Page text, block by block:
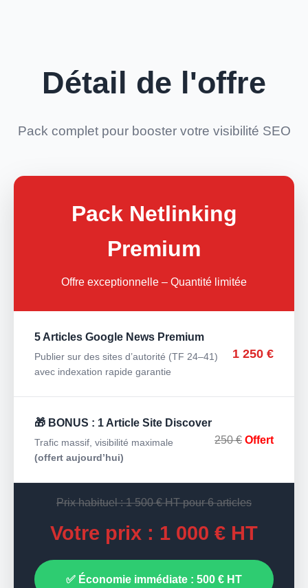
Détail de l'offre
Pack complet pour booster votre visibilité SEO
Pack Netlinking
Premium
Offre exceptionnelle – Quantité limitée
5 Articles Google News Premium
Publier sur des sites d’autorité (TF 24–41)
avec indexation rapide garantie
1 250 €
🎁 BONUS : 1 Article Site Discover
Trafic massif, visibilité maximale
(offert aujourd’hui)
250 € Offert
Prix habituel : 1 500 € HT pour 6 articles
Votre prix : 1 000 € HT
✅ Économie immédiate : 500 € HT